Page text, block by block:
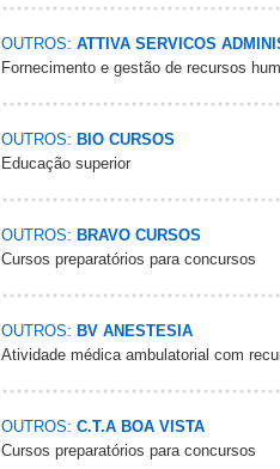
OUTROS: ATTIVA SERVICOS
Fornecimento e gestão de recursos
OUTROS: BIO CURSOS
Educação superior
OUTROS: BRAVO CURSOS
Cursos preparatórios para concursos
OUTROS: BV ANESTESIA
Atividade médica ambulatorial com
OUTROS: C.T.A BOA VISTA
Cursos preparatórios para concursos